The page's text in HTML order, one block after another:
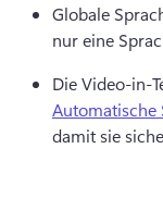
Globale
nur eine
Die Video-in-
Automatische
damit sie